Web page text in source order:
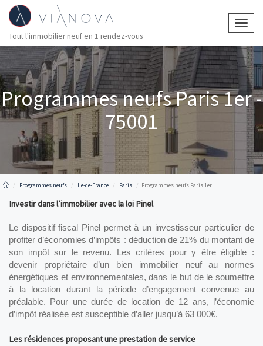
Tout l'immobilier neuf en 1 rendez-vous
Programmes neufs Paris 1er -
75001
Programmes neufs Ile-de-France Paris Programmes neufs Paris 1er
Investir dans l’immobilier avec la loi Pinel
Le dispositif fiscal Pinel permet à un investisseur particulier de
profiter d’économies d’impôts : déduction de 21% du montant de
son impôt sur le revenu. Les critères pour y être éligible :
devenir propriétaire d’un bien immobilier neuf au normes
énergétiques et environnementales, dans le but de le soumettre
à la location durant la période d’engagement convenue au
préalable. Pour une durée de location de 12 ans, l’économie
d’impôt réalisée est susceptible d’aller jusqu’à 63 000€.
Les résidences proposant une prestation de service